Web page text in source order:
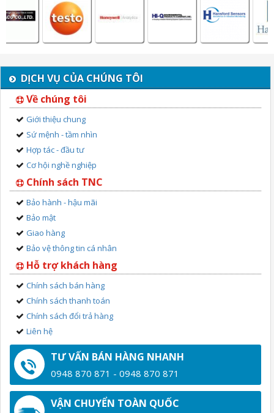
DỊCH VỤ CỦA CHÚNG TÔI
Về chúng tôi
Giới thiệu chung
Sứ mệnh - tầm nhìn
Hợp tác - đầu tư
Cơ hội nghề nghiệp
Chính sách TNC
Bảo hành - hậu mãi
Bảo mật
Giao hàng
Bảo vệ thông tin cá nhân
Hỗ trợ khách hàng
Chính sách bán hàng
Chính sách thanh toán
Chính sách đổi trả hàng
Liên hệ
TƯ VẤN BÁN HÀNG NHANH
0948 870 871 - 0948 870 871
VẬN CHUYỂN TOÀN QUỐC